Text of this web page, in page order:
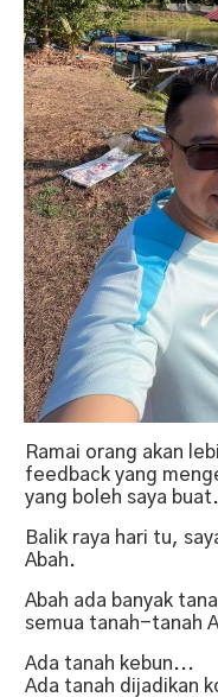
Ramai orang akan
feedback yang
yang boleh saya buat.
Balik raya hari tu,
Abah.
Abah ada banyak
semua tanah-tanah
Ada tanah kebun...
Ada tanah dijadikan